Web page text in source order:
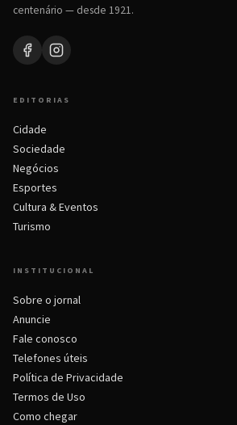
centenário — desde 1921.
EDITORIAS
Cidade
Sociedade
Negócios
Esportes
Cultura & Eventos
Turismo
INSTITUCIONAL
Sobre o jornal
Anuncie
Fale conosco
Telefones úteis
Política de Privacidade
Termos de Uso
Como chegar